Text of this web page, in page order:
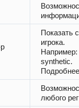
Показать
игрока.
Например:
synthetic.
любого